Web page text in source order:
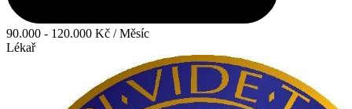
90.000 - 120.000 Kč / Měsíc
Lékař